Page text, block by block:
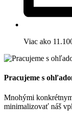
Viac ako
Pracujeme s
Mnohými
minimalizovať náš